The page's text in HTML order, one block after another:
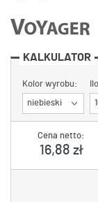
KALKULATOR
Cena netto:
16,88 zł
Kolor wyrobu:
niebieski